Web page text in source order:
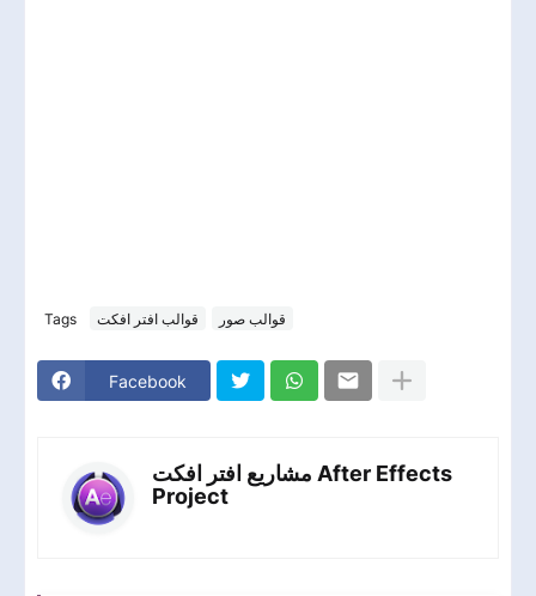
Tags قوالب افتر افكت قوالب صور
Facebook
مشاريع افتر افكت After Effects
Project